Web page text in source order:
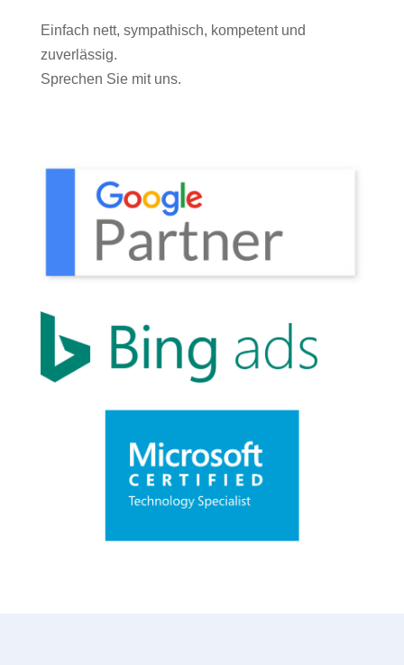
Einfach nett, sympathisch, kompetent und
zuverlässig.
Sprechen Sie mit uns.